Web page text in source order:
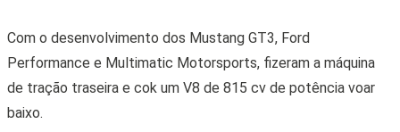
Com o desenvolvimento dos Mustang GT3, Ford
Performance e Multimatic Motorsports, fizeram a máquina
de tração traseira e cok um V8 de 815 cv de potência voar
baixo.